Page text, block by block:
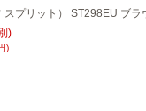
プリット） ST298EU ブラ
)
)